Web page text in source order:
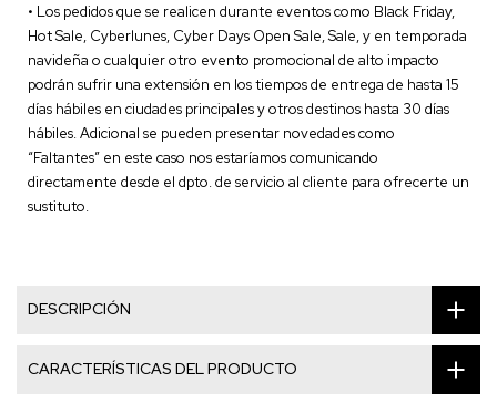
• Los pedidos que se realicen durante eventos como Black Friday,
Hot Sale, Cyberlunes, Cyber Days Open Sale, Sale, y en temporada
navideña o cualquier otro evento promocional de alto impacto
podrán sufrir una extensión en los tiempos de entrega de hasta 15
días hábiles en ciudades principales y otros destinos hasta 30 días
hábiles. Adicional se pueden presentar novedades como
“Faltantes” en este caso nos estaríamos comunicando
directamente desde el dpto. de servicio al cliente para ofrecerte un
sustituto.
DESCRIPCIÓN
CARACTERÍSTICAS DEL PRODUCTO